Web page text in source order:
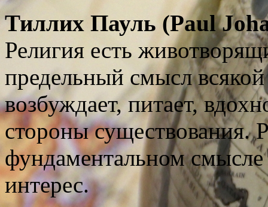
Тиллих Пауль (Paul
Религия есть
предельный смысл
возбуждает, питает,
стороны существования.
фундаментальном смысле
интерес.